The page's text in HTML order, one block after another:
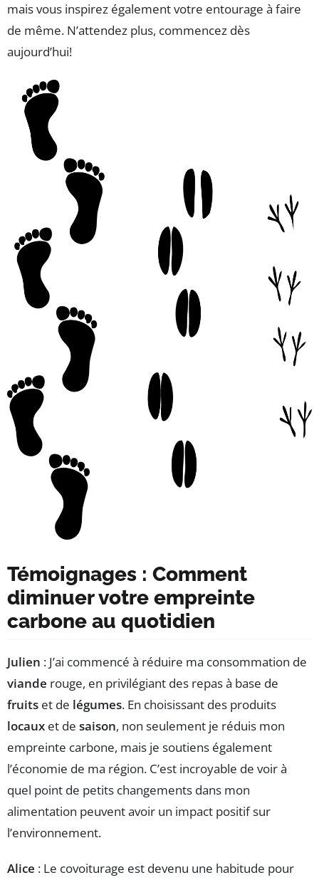
mais vous inspirez également votre entourage à faire
de même. N’attendez plus, commencez dès
aujourd’hui!
Témoignages : Comment
diminuer votre empreinte
carbone au quotidien
Julien : J’ai commencé à réduire ma consommation de
viande rouge, en privilégiant des repas à base de
fruits et de légumes. En choisissant des produits
locaux et de saison, non seulement je réduis mon
empreinte carbone, mais je soutiens également
l’économie de ma région. C’est incroyable de voir à
quel point de petits changements dans mon
alimentation peuvent avoir un impact positif sur
l’environnement.
Alice : Le covoiturage est devenu une habitude pour